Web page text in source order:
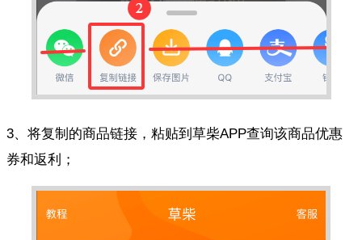
3、将复制的商品链接，粘贴到草柴APP查询该商品优惠
券和返利；